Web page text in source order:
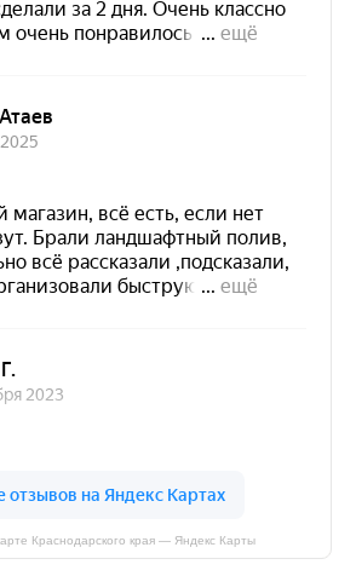
Краснодарского края — Яндекс Карты